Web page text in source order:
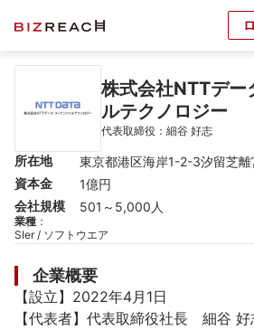
株式会社NTTデー
ルテクノロジー
代表取締役：細谷 好志
所在地
東京都港区海岸1-2-3汐留芝
資本金
1億円
会社規模
501～5,000人
業種 ：
SIer / ソフトウエア
企業概要
【設立】2022年4月1日
【代表者】代表取締役社長　細谷 好